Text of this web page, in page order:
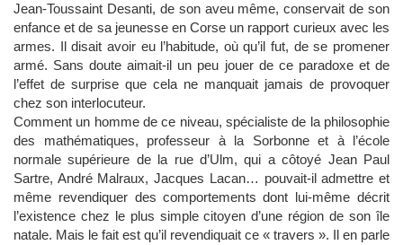
Jean-Toussaint Desanti, de son aveu même, conservait de son
enfance et de sa jeunesse en Corse un rapport curieux avec les
armes. Il disait avoir eu l’habitude, où qu’il fut, de se promener
armé. Sans doute aimait-il un peu jouer de ce paradoxe et de
l’effet de surprise que cela ne manquait jamais de provoquer
chez son interlocuteur.
Comment un homme de ce niveau, spécialiste de la philosophie
des mathématiques, professeur à la Sorbonne et à l’école
normale supérieure de la rue d’Ulm, qui a côtoyé Jean Paul
Sartre, André Malraux, Jacques Lacan… pouvait-il admettre et
même revendiquer des comportements dont lui-même décrit
l’existence chez le plus simple citoyen d’une région de son île
natale. Mais le fait est qu’il revendiquait ce « travers ». Il en parle